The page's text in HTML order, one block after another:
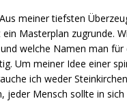
meiner tiefsten
Masterplan zugrunde.
welche Namen man für
Um meiner Idee einer
ich weder
jeder Mensch sollte in